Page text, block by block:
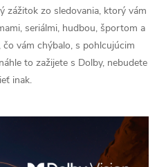
zo sledovania, ktorý vám
seriálmi, hudbou, športom a
vám chýbalo, s pohlcujúcim
to zažijete s Dolby, nebudete
inak.